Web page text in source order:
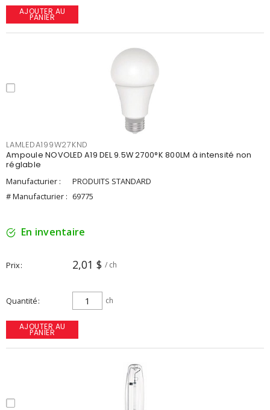
AJOUTER AU
PANIER
LAMLEDA199W27KND
Ampoule NOVOLED A19 DEL 9.5W 2700°K 800LM à intensité non
réglable
Manufacturier :
PRODUITS STANDARD
# Manufacturier : 69775
En inventaire
Prix 2,01 $ / ch
Quantité ch
AJOUTER AU
PANIER